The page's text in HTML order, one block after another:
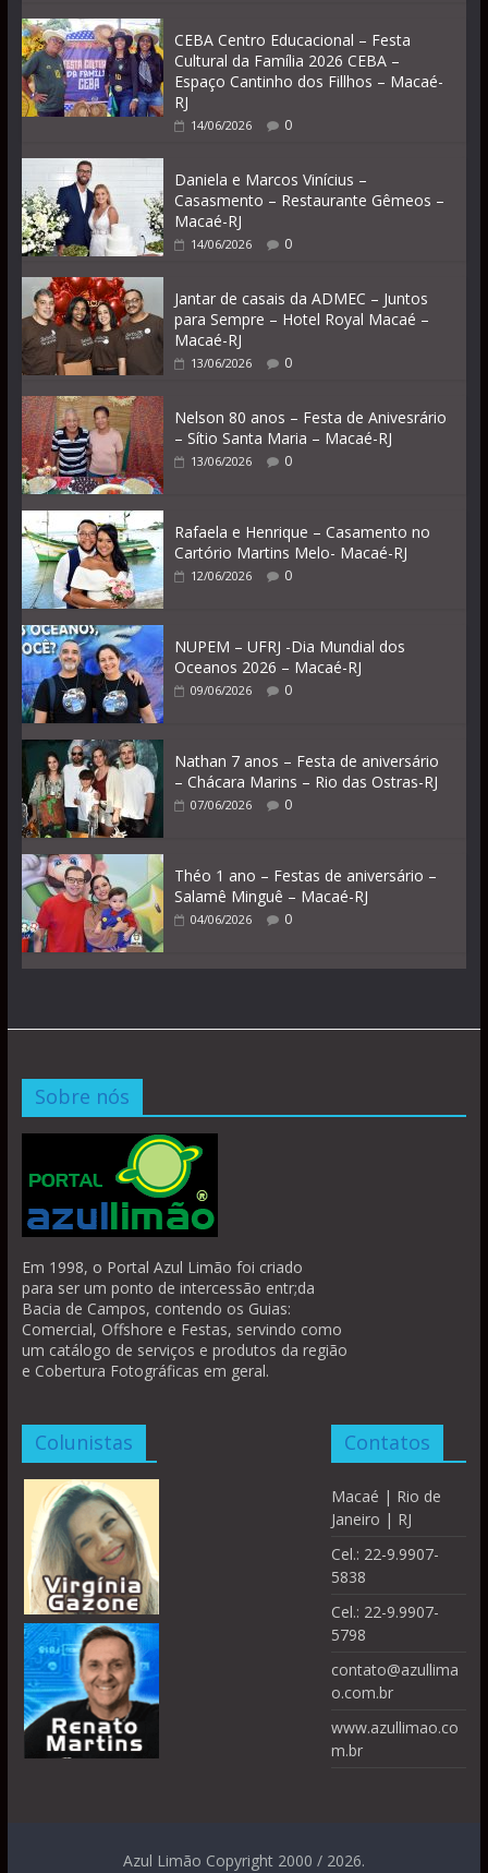
CEBA Centro Educacional – Festa
Cultural da Família 2026 CEBA –
Espaço Cantinho dos Fillhos – Macaé-
RJ
14/06/2026 0
Daniela e Marcos Vinícius –
Casasmento – Restaurante Gêmeos –
Macaé-RJ
14/06/2026 0
Jantar de casais da ADMEC – Juntos
para Sempre – Hotel Royal Macaé –
Macaé-RJ
13/06/2026 0
Nelson 80 anos – Festa de Anivesrário
– Sítio Santa Maria – Macaé-RJ
13/06/2026 0
Rafaela e Henrique – Casamento no
Cartório Martins Melo- Macaé-RJ
12/06/2026 0
NUPEM – UFRJ -Dia Mundial dos
Oceanos 2026 – Macaé-RJ
09/06/2026 0
Nathan 7 anos – Festa de aniversário
– Chácara Marins – Rio das Ostras-RJ
07/06/2026 0
Théo 1 ano – Festas de aniversário –
Salamê Minguê – Macaé-RJ
04/06/2026 0
Sobre nós
Em 1998, o Portal Azul Limão foi criado
para ser um ponto de intercessão entr;da
Bacia de Campos, contendo os Guias:
Comercial, Offshore e Festas, servindo como
um catálogo de serviços e produtos da região
e Cobertura Fotográficas em geral.
Colunistas Contatos
Macaé | Rio de
Janeiro | RJ
Cel.: 22-9.9907-
5838
Cel.: 22-9.9907-
5798
contato@azullima
o.com.br
www.azullimao.co
m.br
Azul Limão Copyright 2000 / 2026.